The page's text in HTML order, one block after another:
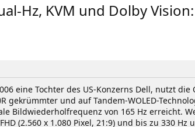
Hz, KVM und Dolby
eine Tochter des US-Konzerns Dell, nutzt
gekrümmter und auf Tandem-WOLED-
Bildwiederholfrequenz von 165 Hz erreicht.
(2.560 x 1.080 Pixel, 21:9) und bis zu 330 Hz